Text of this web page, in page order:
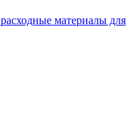
материалы для